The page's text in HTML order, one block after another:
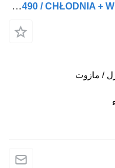
Scania G490 / CHŁODNIA + WINDA / 23 PALETY / EURO6 / OŚ